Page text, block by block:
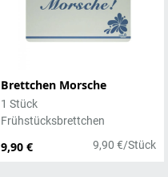
Brettchen Morsche
9,90 € 9,90 €/Stück
1 Stück
Frühstücksbrettchen